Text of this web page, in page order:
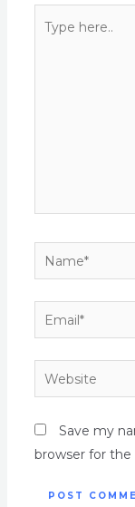
Save my
browser for